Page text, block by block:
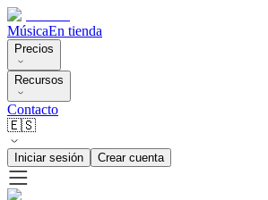
MúsicaEn tienda
Precios
Recursos
Contacto
🇪🇸
Iniciar sesión Crear cuenta